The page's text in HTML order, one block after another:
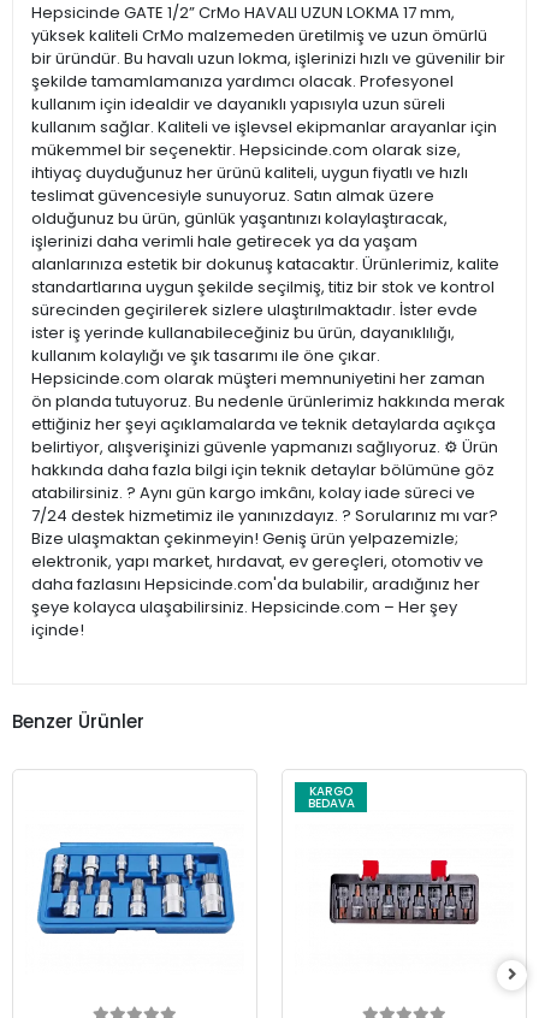
Hepsicinde GATE 1/2” CrMo HAVALI UZUN LOKMA 17 mm,
yüksek kaliteli CrMo malzemeden üretilmiş ve uzun ömürlü
bir üründür. Bu havalı uzun lokma, işlerinizi hızlı ve güvenilir bir
şekilde tamamlamanıza yardımcı olacak. Profesyonel
kullanım için idealdir ve dayanıklı yapısıyla uzun süreli
kullanım sağlar. Kaliteli ve işlevsel ekipmanlar arayanlar için
mükemmel bir seçenektir. Hepsicinde.com olarak size,
ihtiyaç duyduğunuz her ürünü kaliteli, uygun fiyatlı ve hızlı
teslimat güvencesiyle sunuyoruz. Satın almak üzere
olduğunuz bu ürün, günlük yaşantınızı kolaylaştıracak,
işlerinizi daha verimli hale getirecek ya da yaşam
alanlarınıza estetik bir dokunuş katacaktır. Ürünlerimiz, kalite
standartlarına uygun şekilde seçilmiş, titiz bir stok ve kontrol
sürecinden geçirilerek sizlere ulaştırılmaktadır. İster evde
ister iş yerinde kullanabileceğiniz bu ürün, dayanıklılığı,
kullanım kolaylığı ve şık tasarımı ile öne çıkar.
Hepsicinde.com olarak müşteri memnuniyetini her zaman
ön planda tutuyoruz. Bu nedenle ürünlerimiz hakkında merak
ettiğiniz her şeyi açıklamalarda ve teknik detaylarda açıkça
belirtiyor, alışverişinizi güvenle yapmanızı sağlıyoruz. ⚙️ Ürün
hakkında daha fazla bilgi için teknik detaylar bölümüne göz
atabilirsiniz. ? Aynı gün kargo imkânı, kolay iade süreci ve
7/24 destek hizmetimiz ile yanınızdayız. ? Sorularınız mı var?
Bize ulaşmaktan çekinmeyin! Geniş ürün yelpazemizle;
elektronik, yapı market, hırdavat, ev gereçleri, otomotiv ve
daha fazlasını Hepsicinde.com'da bulabilir, aradığınız her
şeye kolayca ulaşabilirsiniz. Hepsicinde.com – Her şey
içinde!
Benzer Ürünler
KARGO
BEDAVA